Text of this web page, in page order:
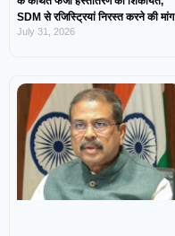
SDM से रजिस्ट्रियां निरस्त करने की मांग
July 31, 2026